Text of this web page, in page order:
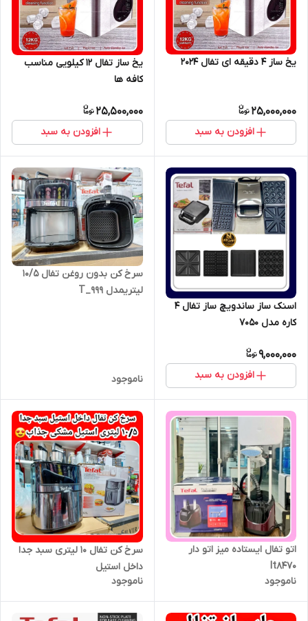
یخ ساز ۴ دقیقه ای تفال ۲۰۲۴
25,000,000
افزودن به سبد
یخ ساز تفال ۱۲ کیلویی مناسب
کافه ها
25,500,000
افزودن به سبد
اسنک ساز ساندویچ ساز تفال ۴
کاره مدل ۷۰۵۰
9,000,000
افزودن به سبد
سرخ کن بدون روغن تفال ۱۰/۵
لیتریمدل T_999
ناموجود
اتو تفال ایستاده میز اتو دار
It8470
ناموجود
سرخ کن تفال ۱۰ لیتری سبد جدا
داخل استیل
ناموجود